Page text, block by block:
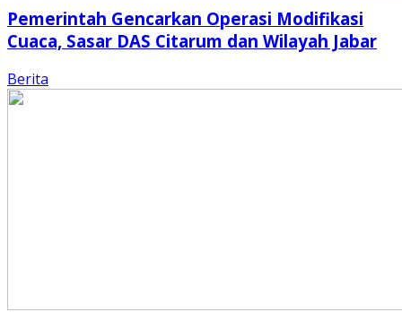
Pemerintah Gencarkan Operasi Modifikasi
Cuaca, Sasar DAS Citarum dan Wilayah Jabar
Berita